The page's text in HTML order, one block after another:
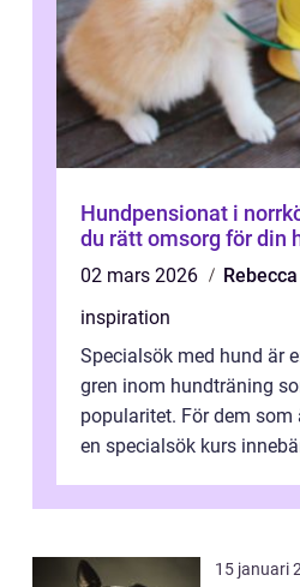
Hundpensionat i norrköping
du rätt omsorg för din
02 mars 2026
inspiration
Specialsök med hund är
gren inom hundträning
popularitet. För dem som
en specialsök kurs
15 januari